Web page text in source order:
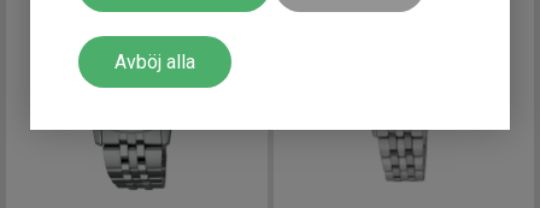
Avböj alla
Spänne / lås
Fjärilslås
Funktioner
Datum
Ja
balansfjäder